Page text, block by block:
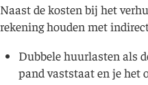
Naast de kosten bij het
rekening houden met
Dubbele huurlasten als
pand vaststaat en je het